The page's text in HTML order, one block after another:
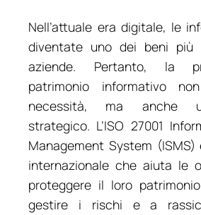
Nell’attuale era digitale, le
diventate uno dei beni più
aziende. Pertanto, la
patrimonio informativo
necessità, ma anche
strategico. L’ISO 27001
Management System
internazionale che aiuta le
proteggere il loro
gestire i rischi e a